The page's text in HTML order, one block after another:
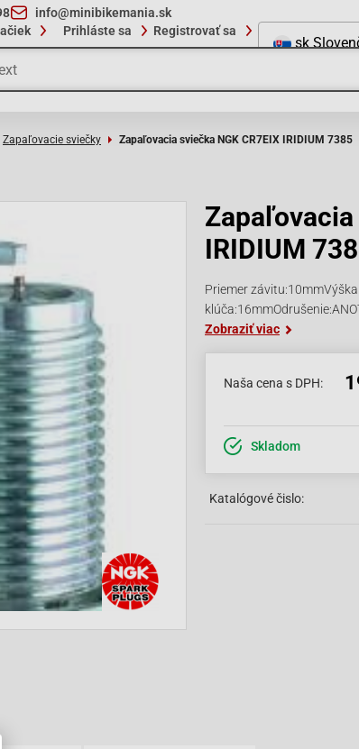
info@minibikemania.sk
Prihláste sa Registrovať sa
sk
Zapaľovacie sviečky Zapaľovacia sviečka NGK CR7EIX IRIDIUM 7385
Zapaľovacia
IRIDIUM
Priemer
Zobraziť viac
Naša cena s DPH:
Skladom
Katalógové čislo: